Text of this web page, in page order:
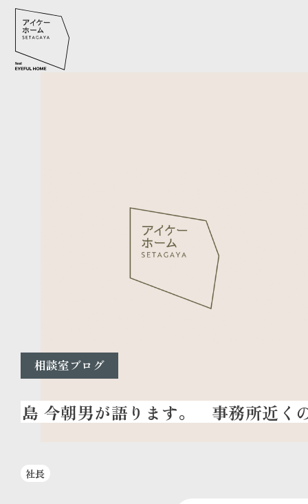
相談室ブログ
事務所近く
社長